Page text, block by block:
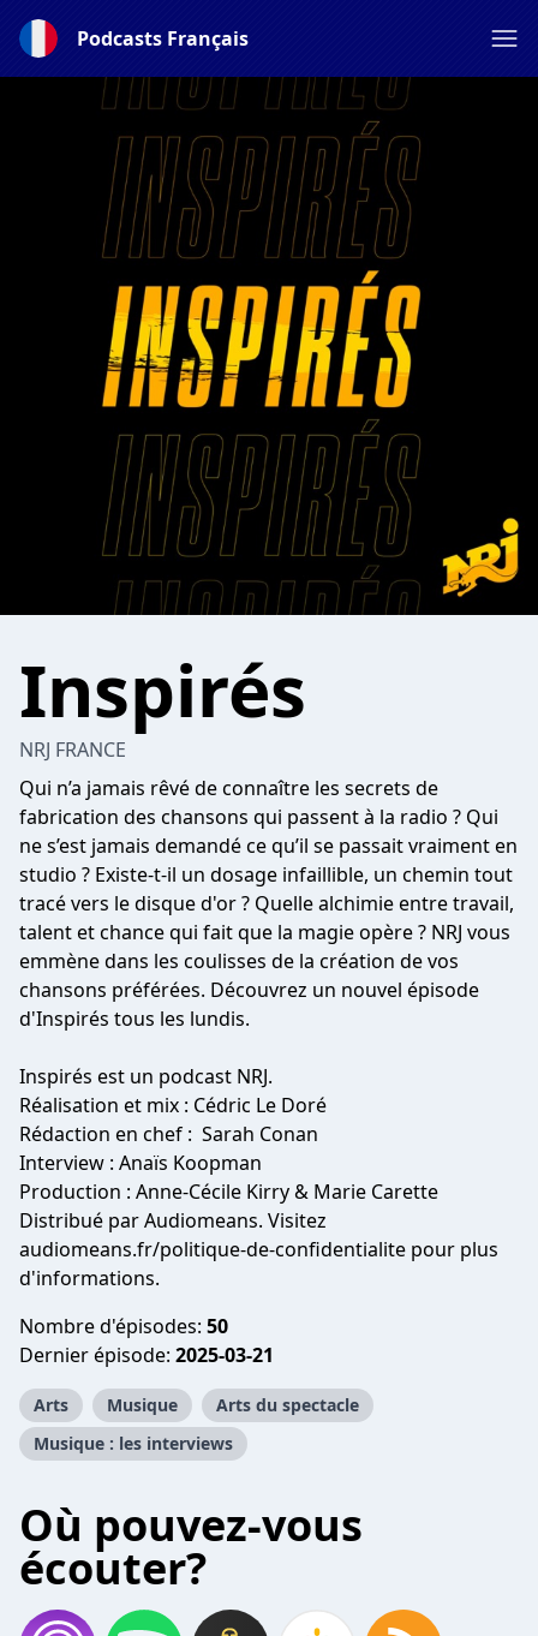
Podcasts Français
Inspirés
NRJ FRANCE
Qui n’a jamais rêvé de connaître les secrets de
fabrication des chansons qui passent à la radio ? Qui
ne s’est jamais demandé ce qu’il se passait vraiment en
studio ? Existe-t-il un dosage infaillible, un chemin tout
tracé vers le disque d'or ? Quelle alchimie entre travail,
talent et chance qui fait que la magie opère ? NRJ vous
emmène dans les coulisses de la création de vos
chansons préférées. Découvrez un nouvel épisode
d'Inspirés tous les lundis.
Inspirés est un podcast NRJ.
Réalisation et mix : Cédric Le Doré
Rédaction en chef : Sarah Conan
Interview : Anaïs Koopman
Production : Anne-Cécile Kirry & Marie Carette
Distribué par Audiomeans. Visitez
audiomeans.fr/politique-de-confidentialite pour plus
d'informations.
Nombre d'épisodes: 50
Dernier épisode: 2025-03-21
Arts Musique
Arts du spectacle
Musique : les interviews
Où pouvez-vous
écouter?